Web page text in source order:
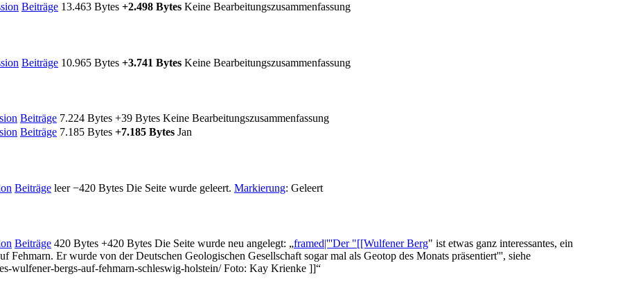
Beiträge 13.463 Bytes +2.498 Bytes Keine Bearbeitungszusammenfassung
Beiträge 10.965 Bytes +3.741 Bytes Keine Bearbeitungszusammenfassung
Beiträge 7.224 Bytes +39 Bytes Keine Bearbeitungszusammenfassung
Beiträge 7.185 Bytes +7.185 Bytes Jan
Beiträge leer −420 Bytes Die Seite wurde geleert. Markierung: Geleert
Beiträge 420 Bytes +420 Bytes Die Seite wurde neu angelegt: „framed|'''Der "[[Wulfener Berg" ist etwas ganz interessantes, ein
Er wurde von der Deutschen Geologischen Gesellschaft sogar mal als Geotop des Monats präsentiert''', siehe
wulfener-bergs-auf-fehmarn-schleswig-holstein/ Foto: Kay Krienke ]]“